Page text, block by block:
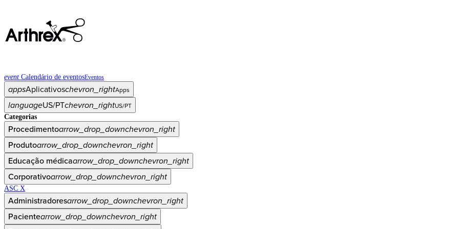
event Calendário de eventosEventos
appsAplicativoschevron_rightApps
languageUS/PTchevron_rightUS/PT
Categorias
Procedimentoarrow_drop_downchevron_right
Produtoarrow_drop_downchevron_right
Educação médicaarrow_drop_downchevron_right
Corporativoarrow_drop_downchevron_right
ASC X
Administradoresarrow_drop_downchevron_right
Pacientearrow_drop_downchevron_right